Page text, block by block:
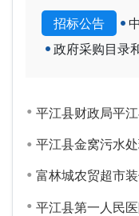
招标公告
政府采购目录
平江县财政局平江县2025-2026年
平江县金窝污水
富林城农贸超市
平江县第一人民医